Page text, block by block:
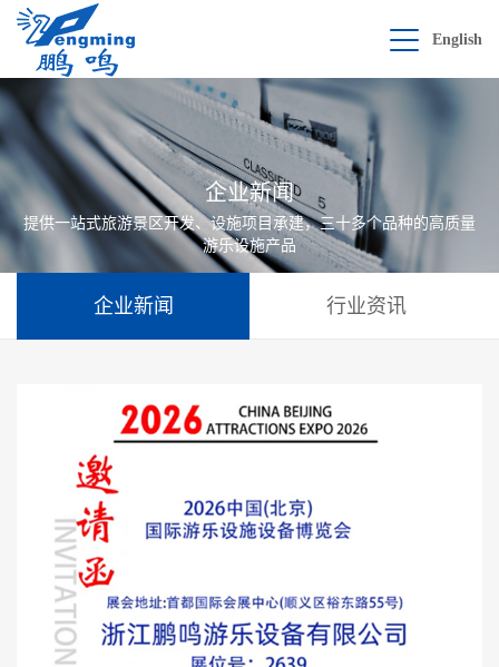
English
企业新闻
提供一站式旅游景区开发、设施项目承建，三十多个品种的高质量
游乐设施产品
企业新闻 行业资讯